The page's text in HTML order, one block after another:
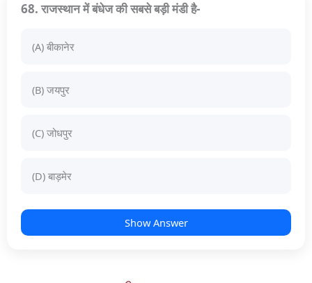
68. राजस्थान में बंधेज की सबसे बड़ी मंडी है-
(A) बीकानेर
(B) जयपुर
(C) जोधपुर
(D) बाड़मेर
Show Answer